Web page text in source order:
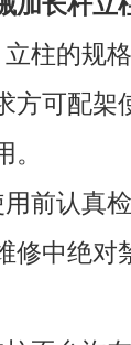
立柱的规
方可配架
。
用前认真
修中绝对